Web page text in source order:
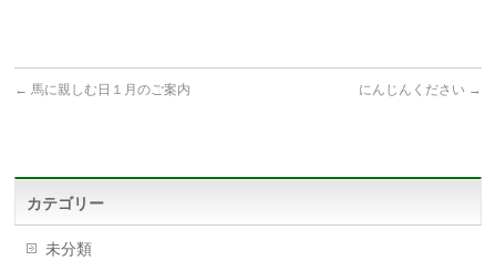
← 馬に親しむ日１月のご案内 にんじんください →
カテゴリー
未分類